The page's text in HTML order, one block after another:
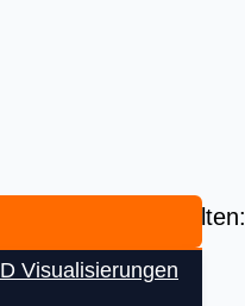
Visualisierungen
aus aller Welten: